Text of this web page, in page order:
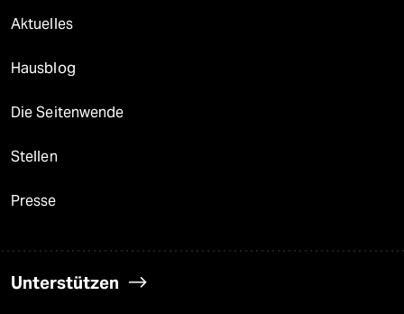
Aktuelles
Hausblog
Die Seitenwende
Stellen
Presse
Unterstützen